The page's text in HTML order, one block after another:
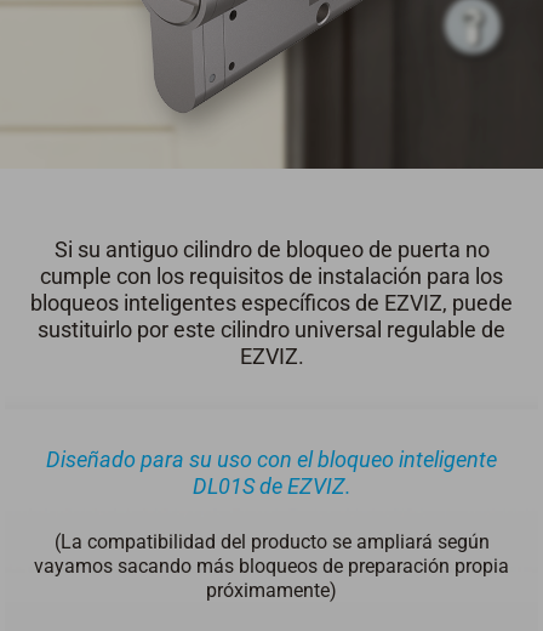
Si su antiguo cilindro de bloqueo de puerta no
cumple con los requisitos de instalación para los
bloqueos inteligentes específicos de EZVIZ, puede
sustituirlo por este cilindro universal regulable de
EZVIZ.
Diseñado para su uso con el bloqueo inteligente
DL01S de EZVIZ.
(La compatibilidad del producto se ampliará según
vayamos sacando más bloqueos de preparación propia
próximamente)